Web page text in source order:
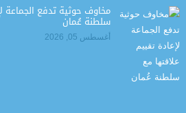
مخاوف حوثية تدفع الجماعة
سلطنة عُمان
أغسطس 05, 2026